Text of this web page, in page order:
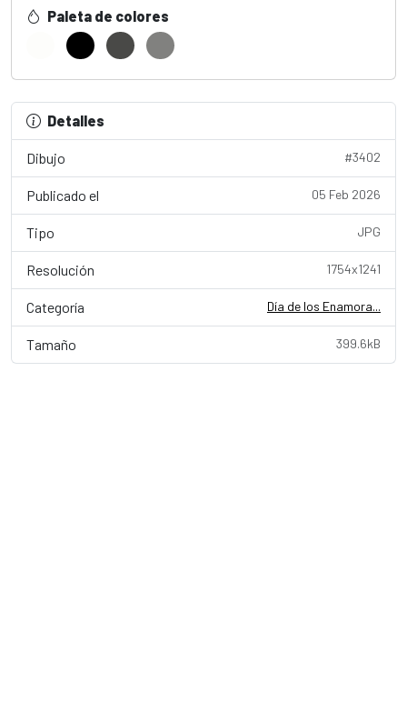
Paleta de colores
Detalles
Dibujo #3402
Publicado el 05 Feb 2026
Tipo JPG
Resolución 1754x1241
Categoría Día de los Enamora...
Tamaño 399.6kB